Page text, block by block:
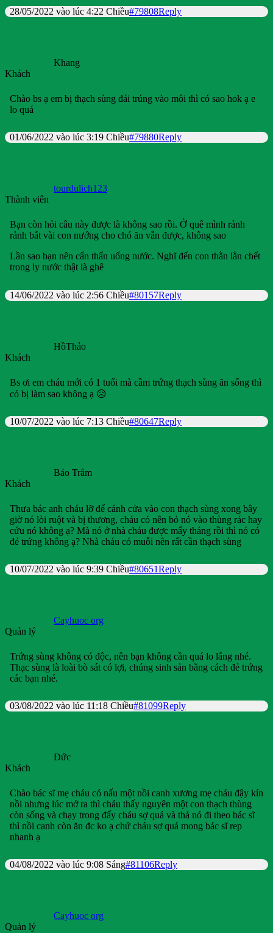
28/05/2022 vào lúc 4:22 Chiều#79808Reply
Khang
Khách
Chào bs ạ em bị thạch sùng đái trúng vào môi thì có sao hok ạ e
lo quá
01/06/2022 vào lúc 3:19 Chiều#79880Reply
tourdulich123
Thành viên
Bạn còn hỏi câu này được là không sao rồi. Ở quê mình rảnh
rảnh bắt vài con nướng cho chó ăn vẫn được, không sao
Lần sao bạn nên cẩn thẩn uống nước. Nghĩ đến con thằn lằn chết
trong ly nước thật là ghê
14/06/2022 vào lúc 2:56 Chiều#80157Reply
HồThảo
Khách
Bs ơi em cháu mới có 1 tuổi mà cầm trứng thạch sùng ăn sống thì
có bị làm sao không ạ 😥
10/07/2022 vào lúc 7:13 Chiều#80647Reply
Bảo Trâm
Khách
Thưa bác anh cháu lỡ để cánh cửa vào con thạch sùng xong bây
giờ nó lòi ruột và bị thương, cháu có nên bỏ nó vào thùng rác hay
cứu nó không ạ? Mà nó ở nhà cháu được mấy tháng rồi thì nó có
đẻ trứng không ạ? Nhà cháu có muỗi nên rất cần thạch sùng
10/07/2022 vào lúc 9:39 Chiều#80651Reply
Cayhuoc org
Quản lý
Trứng sùng không có độc, nên bạn không cần quá lo lắng nhé.
Thạc sùng là loài bò sát có lợi, chúng sinh sản bằng cách đẻ trứng
các bạn nhé.
03/08/2022 vào lúc 11:18 Chiều#81099Reply
Đức
Khách
Chào bác sĩ mẹ cháu có nấu một nồi canh xương mẹ cháu đậy kín
nồi nhưng lúc mở ra thì cháu thấy nguyên một con thạch thùng
còn sống và chạy trong đấy cháu sợ quá và thả nó đi theo bác sĩ
thì nồi canh còn ăn đc ko ạ chứ cháu sợ quá mong bác sĩ rep
nhanh ạ
04/08/2022 vào lúc 9:08 Sáng#81106Reply
Cayhuoc org
Quản lý